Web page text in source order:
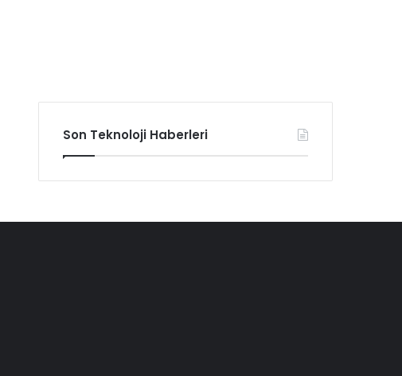
Son Teknoloji Haberleri